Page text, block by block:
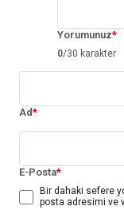
Yorumunuz*
0/30 karakter
Ad*
E-Posta*
Bir dahaki sefere
posta adresimi ve